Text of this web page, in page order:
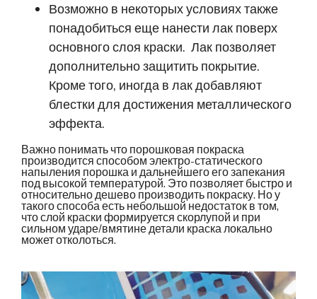
Возможно в некоторых условиях также
понадобиться еще нанести лак поверх
основного слоя краски. Лак позволяет
дополнительно защитить покрытие.
Кроме того, иногда в лак добавляют
блестки для достижения металлического
эффекта.
Важно понимать что порошковая покраска
производится способом электро-статического
напыления порошка и дальнейшего его запекания
под высокой температурой. Это позволяет быстро и
относительно дешево производить покраску. Но у
такого способа есть небольшой недостаток в том,
что слой краски формируется скорлупой и при
сильном ударе/вмятине детали краска локально
может отколоться.